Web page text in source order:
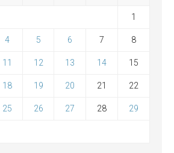
1
4 5 6 7 8
11 12 13 14 15
18 19 20 21 22
25 26 27 28 29